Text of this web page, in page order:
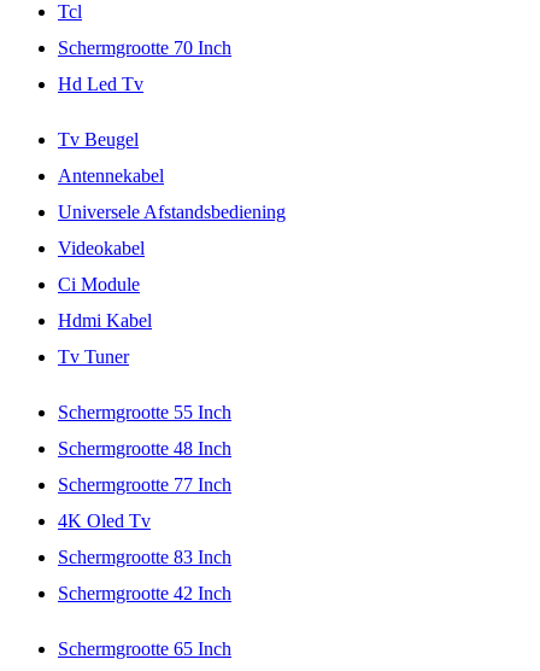
Tcl
Schermgrootte 70 Inch
Hd Led Tv
Tv Beugel
Antennekabel
Universele Afstandsbediening
Videokabel
Ci Module
Hdmi Kabel
Tv Tuner
Schermgrootte 55 Inch
Schermgrootte 48 Inch
Schermgrootte 77 Inch
4K Oled Tv
Schermgrootte 83 Inch
Schermgrootte 42 Inch
Schermgrootte 65 Inch